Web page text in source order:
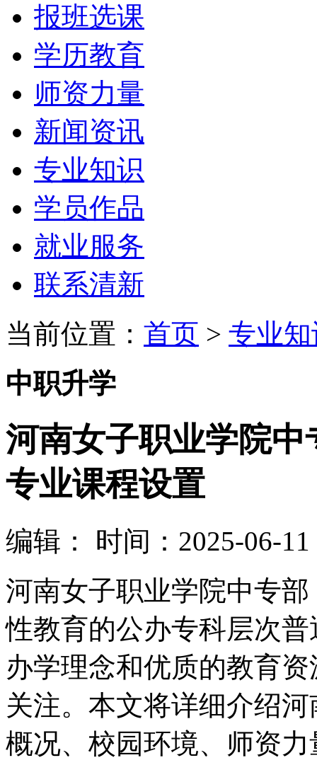
报班选课
学历教育
师资力量
新闻资讯
专业知识
学员作品
就业服务
联系清新
当前位置： 首页 > 专业
中职升学
河南女子职业学院
专业课程设置
编辑：
时间：2025-06-11
河南女子职业学院中专
性教育的公办专科层次
办学理念和优质的教育
关注。本文将详细介绍
概况、校园环境、师资